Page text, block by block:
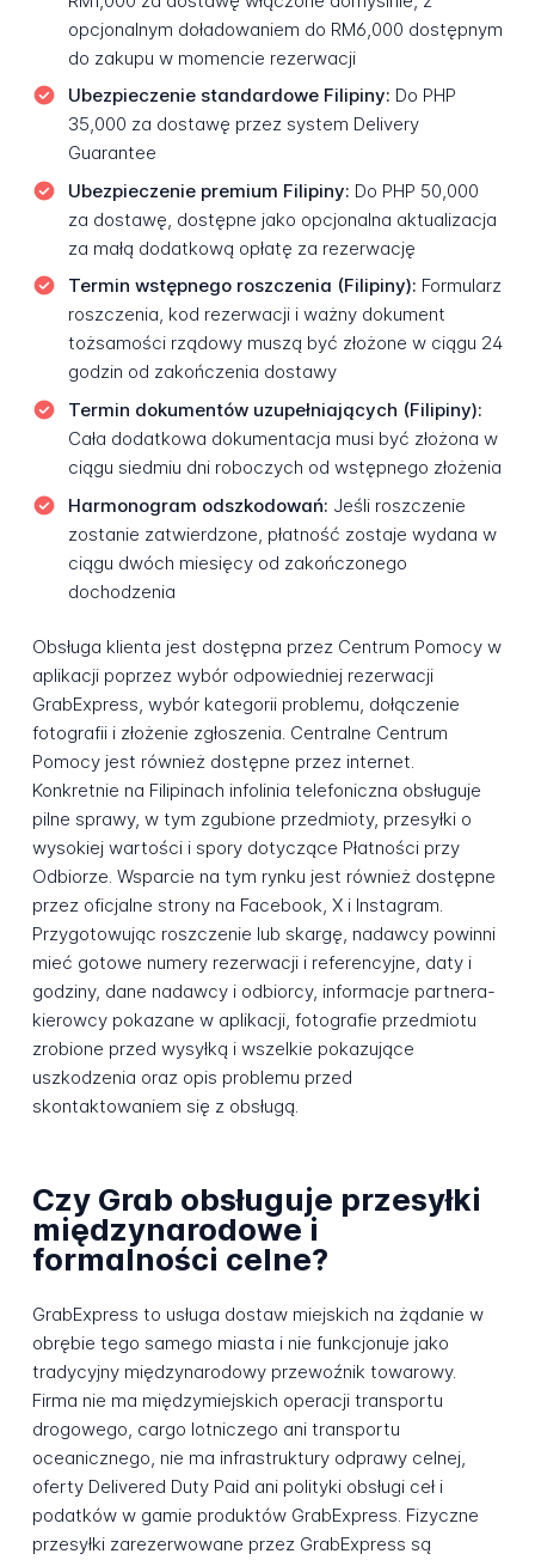
opcjonalnym doładowaniem do RM6,000 dostępnym
do zakupu w momencie rezerwacji
Ubezpieczenie standardowe Filipiny: Do PHP
35,000 za dostawę przez system Delivery
Guarantee
Ubezpieczenie premium Filipiny: Do PHP 50,000
za dostawę, dostępne jako opcjonalna aktualizacja
za małą dodatkową opłatę za rezerwację
Termin wstępnego roszczenia (Filipiny): Formularz
roszczenia, kod rezerwacji i ważny dokument
tożsamości rządowy muszą być złożone w ciągu 24
godzin od zakończenia dostawy
Termin dokumentów uzupełniających (Filipiny):
Cała dodatkowa dokumentacja musi być złożona w
ciągu siedmiu dni roboczych od wstępnego złożenia
Harmonogram odszkodowań: Jeśli roszczenie
zostanie zatwierdzone, płatność zostaje wydana w
ciągu dwóch miesięcy od zakończonego
dochodzenia
Obsługa klienta jest dostępna przez Centrum Pomocy w
aplikacji poprzez wybór odpowiedniej rezerwacji
GrabExpress, wybór kategorii problemu, dołączenie
fotografii i złożenie zgłoszenia. Centralne Centrum
Pomocy jest również dostępne przez internet.
Konkretnie na Filipinach infolinia telefoniczna obsługuje
pilne sprawy, w tym zgubione przedmioty, przesyłki o
wysokiej wartości i spory dotyczące Płatności przy
Odbiorze. Wsparcie na tym rynku jest również dostępne
przez oficjalne strony na Facebook, X i Instagram.
Przygotowując roszczenie lub skargę, nadawcy powinni
mieć gotowe numery rezerwacji i referencyjne, daty i
godziny, dane nadawcy i odbiorcy, informacje partnera-
kierowcy pokazane w aplikacji, fotografie przedmiotu
zrobione przed wysyłką i wszelkie pokazujące
uszkodzenia oraz opis problemu przed
skontaktowaniem się z obsługą.
Czy Grab obsługuje przesyłki
międzynarodowe i
formalności celne?
GrabExpress to usługa dostaw miejskich na żądanie w
obrębie tego samego miasta i nie funkcjonuje jako
tradycyjny międzynarodowy przewoźnik towarowy.
Firma nie ma międzymiejskich operacji transportu
drogowego, cargo lotniczego ani transportu
oceanicznego, nie ma infrastruktury odprawy celnej,
oferty Delivered Duty Paid ani polityki obsługi ceł i
podatków w gamie produktów GrabExpress. Fizyczne
przesyłki zarezerwowane przez GrabExpress są